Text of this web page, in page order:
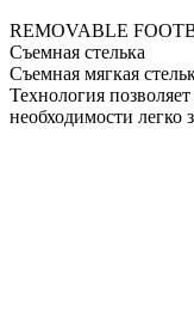
REMOVABLE
Съемная стелька
Съемная мягкая
Технология
необходимости легко